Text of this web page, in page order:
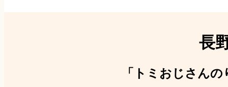
長
「トミおじさん